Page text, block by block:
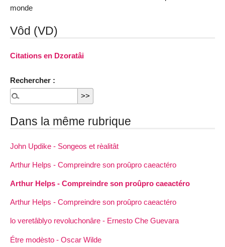
monde
Vôd (VD)
Citations en Dzoratâi
Rechercher :
Dans la même rubrique
John Updike - Songeos et rèalitât
Arthur Helps - Compreindre son proûpro caeactéro
Arthur Helps - Compreindre son proûpro caeactéro
Arthur Helps - Compreindre son proûpro caeactéro
lo veretâblyo revoluchonâre - Ernesto Che Guevara
Étre modèsto - Oscar Wilde